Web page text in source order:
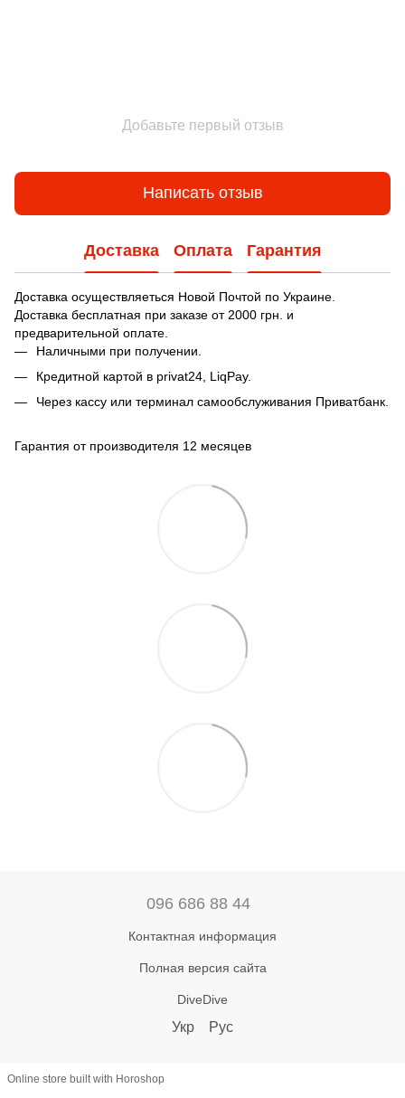
Добавьте первый отзыв
Написать отзыв
Доставка Оплата Гарантия
Доставка осуществляеться Новой Почтой по Украине.
Доставка бесплатная при заказе от 2000 грн. и
предварительной оплате.
Наличными при получении.
Кредитной картой в privat24, LiqPay.
Через кассу или терминал самообслуживания Приватбанк.
Гарантия от производителя 12 месяцев
096 686 88 44
Контактная информация
Полная версия сайта
DiveDive
Укр Рус
Online store built with Horoshop